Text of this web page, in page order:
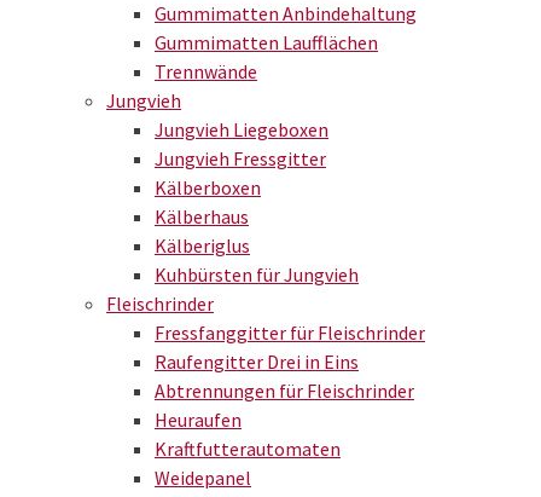
Gummimatten Anbindehaltung
Gummimatten Laufflächen
Trennwände
Jungvieh
Jungvieh Liegeboxen
Jungvieh Fressgitter
Kälberboxen
Kälberhaus
Kälberiglus
Kuhbürsten für Jungvieh
Fleischrinder
Fressfanggitter für Fleischrinder
Raufengitter Drei in Eins
Abtrennungen für Fleischrinder
Heuraufen
Kraftfutterautomaten
Weidepanel